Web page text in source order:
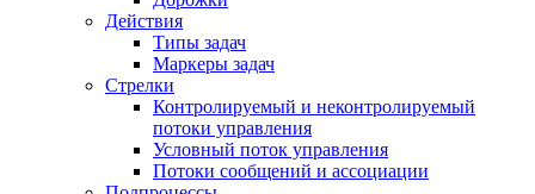
Действия
Типы задач
Маркеры задач
Стрелки
Контролируемый и неконтролируемый
потоки управления
Условный поток управления
Потоки сообщений и ассоциации